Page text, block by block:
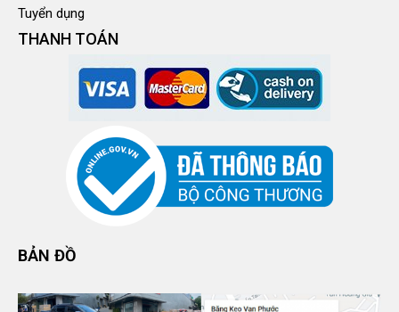
Tuyển dụng
THANH TOÁN
BẢN ĐỒ